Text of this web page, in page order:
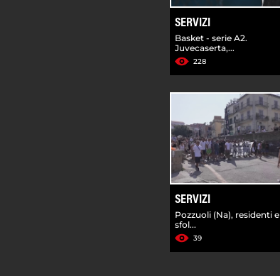
SERVIZI
Basket - serie A2.
Juvecaserta,...
228
SERVIZI
Pozzuoli (Na), residenti e
sfol...
39